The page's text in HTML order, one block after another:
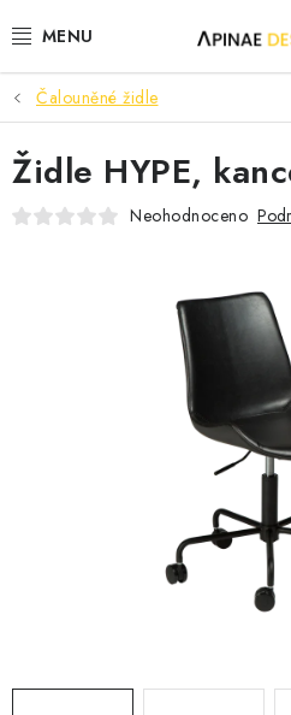
na
PRODUKTY
AKCE
KANCELÁŘSKÝ NÁBYTEK
Obchodní podmínky
Podmínky ochrany osobních údajů
Čalouněné židle
Židle HYPE,
Neohodnoceno